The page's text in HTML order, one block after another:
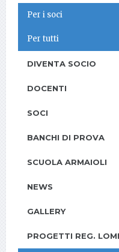
Per i soci
Per tutti
DIVENTA SOCIO
DOCENTI
SOCI
BANCHI DI PROVA
SCUOLA ARMAIOLI
NEWS
GALLERY
PROGETTI REG.